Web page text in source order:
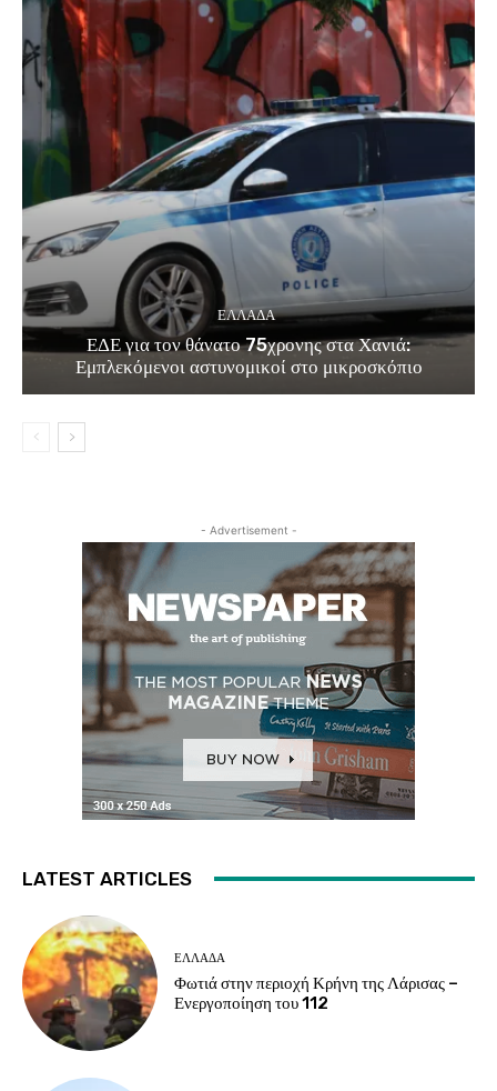
ΕΛΛΑΔΑ
ΕΔΕ για τον θάνατο 75χρονης στα Χανιά:
Εμπλεκόμενοι αστυνομικοί στο μικροσκόπιο
- Advertisement -
LATEST ARTICLES
ΕΛΛΑΔΑ
Φωτιά στην περιοχή Κρήνη της Λάρισας –
Ενεργοποίηση του 112